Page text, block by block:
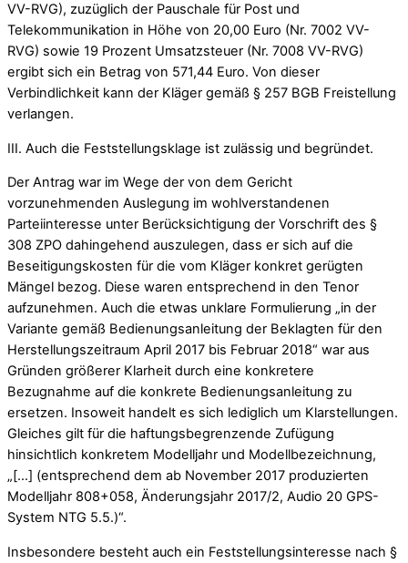
VV-RVG), zuzüglich der Pauschale für Post und
Telekommunikation in Höhe von 20,00 Euro (Nr. 7002 VV-
RVG) sowie 19 Prozent Umsatzsteuer (Nr. 7008 VV-RVG)
ergibt sich ein Betrag von 571,44 Euro. Von dieser
Verbindlichkeit kann der Kläger gemäß § 257 BGB Freistellung
verlangen.
III. Auch die Feststellungsklage ist zulässig und begründet.
Der Antrag war im Wege der von dem Gericht
vorzunehmenden Auslegung im wohlverstandenen
Parteiinteresse unter Berücksichtigung der Vorschrift des §
308 ZPO dahingehend auszulegen, dass er sich auf die
Beseitigungskosten für die vom Kläger konkret gerügten
Mängel bezog. Diese waren entsprechend in den Tenor
aufzunehmen. Auch die etwas unklare Formulierung „in der
Variante gemäß Bedienungsanleitung der Beklagten für den
Herstellungszeitraum April 2017 bis Februar 2018“ war aus
Gründen größerer Klarheit durch eine konkretere
Bezugnahme auf die konkrete Bedienungsanleitung zu
ersetzen. Insoweit handelt es sich lediglich um Klarstellungen.
Gleiches gilt für die haftungsbegrenzende Zufügung
hinsichtlich konkretem Modelljahr und Modellbezeichnung,
„[…] (entsprechend dem ab November 2017 produzierten
Modelljahr 808+058, Änderungsjahr 2017/2, Audio 20 GPS-
System NTG 5.5.)“.
Insbesondere besteht auch ein Feststellungsinteresse nach §